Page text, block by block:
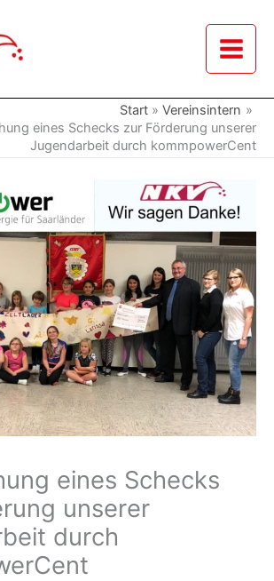
Start
Vereinsintern
eines Schecks zur Förderung unserer
Jugendarbeit durch kommpowerCent
eines Schecks
unserer
durch